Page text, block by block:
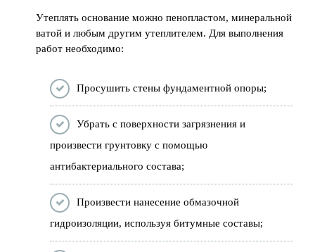
Утеплять основание можно пенопластом, минеральной
ватой и любым другим утеплителем. Для выполнения
работ необходимо:
Просушить стены фундаментной опоры;
Убрать с поверхности загрязнения и
произвести грунтовку с помощью
антибактериального состава;
Произвести нанесение обмазочной
гидроизоляции, используя битумные составы;